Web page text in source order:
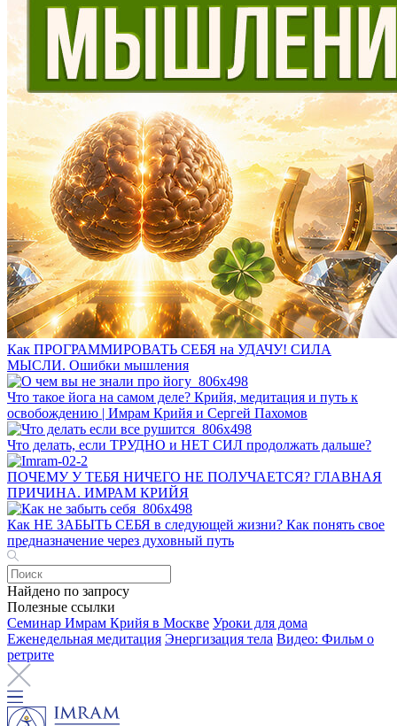
Как ПРОГРАММИРОВАТЬ СЕБЯ на УДАЧУ! СИЛА
МЫСЛИ. Ошибки мышления
Что такое йога на самом деле? Крийя, медитация и путь к
освобождению | Имрам Крийя и Сергей Пахомов
Что делать, если ТРУДНО и НЕТ СИЛ продолжать дальше?
ПОЧЕМУ У ТЕБЯ НИЧЕГО НЕ ПОЛУЧАЕТСЯ? ГЛАВНАЯ
ПРИЧИНА. ИМРАМ КРИЙЯ
Как НЕ ЗАБЫТЬ СЕБЯ в следующей жизни? Как понять свое
предназначение через духовный путь
Найдено по запросу
Полезные ссылки
Семинар Имрам Крийя в Москве Уроки для дома
Еженедельная медитация Энергизация тела Видео: Фильм о
ретрите